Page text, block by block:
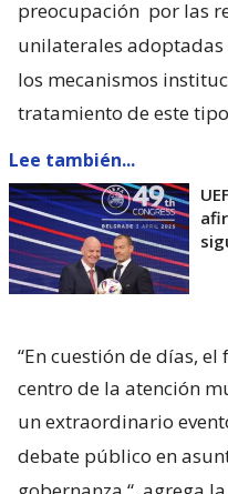
preocupación por las
unilaterales
los mecanismos
tratamiento de este
Lee también...
“En cuestión de días,
centro de la atención
un extraordinario
debate público en